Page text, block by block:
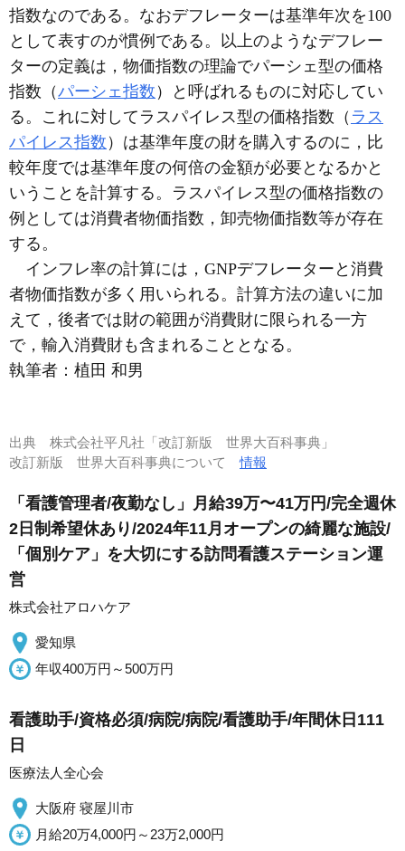
指数なのである。なおデフレーターは基準年次を100
として表すのが慣例である。以上のようなデフレー
ターの定義は，物価指数の理論でパーシェ型の価格
指数（パーシェ指数 ）と呼ばれるものに対応してい
る。これに対してラスパイレス型の価格指数（ ラス
パイレス指数 ）は基準年度の財を購入するのに，比
較年度では基準年度の何倍の金額が必要となるかと
いうことを計算する。ラスパイレス型の価格指数の
例としては消費者物価指数，卸売物価指数等が存在
する。
インフレ率の計算には，GNPデフレーターと消費
者物価指数が多く用いられる。計算方法の違いに加
えて，後者では財の範囲が消費財に限られる一方
で，輸入消費財も含まれることとなる。
執筆者： 植田 和男
出典 株式会社平凡社「改訂新版 世界大百科事典」
改訂新版 世界大百科事典について情報
「看護管理者/夜勤なし」月給39万〜41万円/完全週休
2日制希望休あり/2024年11月オープンの綺麗な施設/
「個別ケア」を大切にする訪問看護ステーション運
営
株式会社アロハケア
愛知県
年収400万円～500万円
看護助手/資格必須/病院/病院/看護助手/年間休日111
日
医療法人全心会
大阪府 寝屋川市
月給20万4,000円～23万2,000円